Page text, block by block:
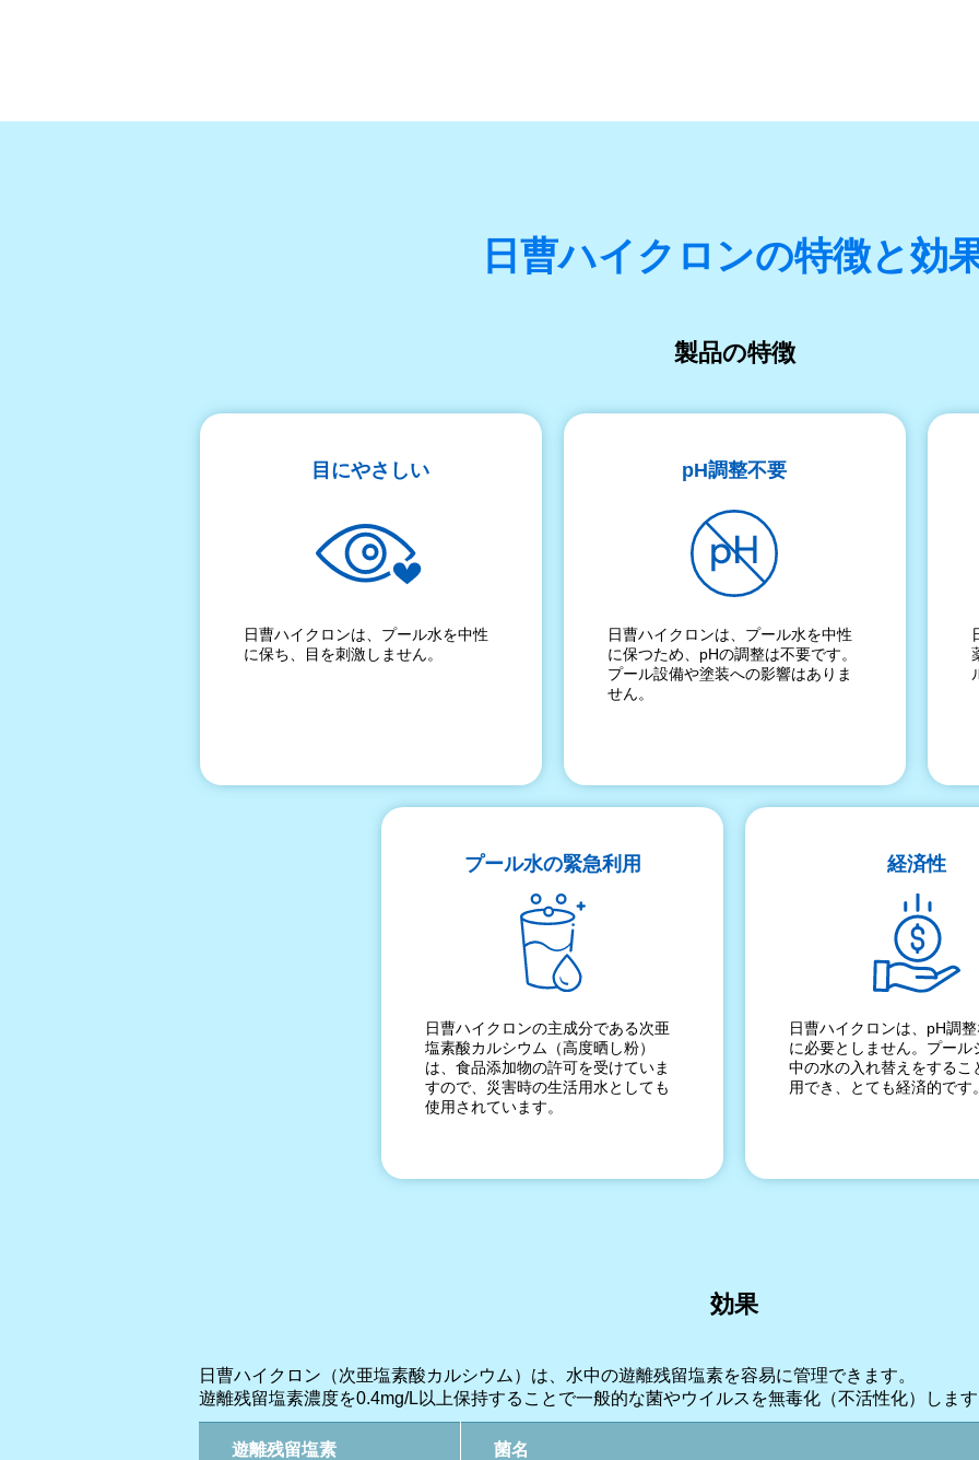
日曹ハイクロンの特徴と効
製品の特徴
目にやさしい
日曹ハイクロンは、プール水を中性
に保ち、目を刺激しません。
pH調整不要
日曹ハイクロンは、プール水を中性
に保つため、pHの調整は不要です。
プール設備や塗装への影響はありま
せん。
プール水の緊急利用
日曹ハイクロンの主成分である次亜
塩素酸カルシウム（高度晒し粉）
は、食品添加物の許可を受けていま
すので、災害時の生活用水としても
使用されています。
経済性
日曹ハイクロンは、pH調
に必要としません。プール
中の水の入れ替えをするこ
用でき、とても経済的です。
効果
日曹ハイクロン（次亜塩素酸カルシウム）は、水中の遊離残留塩素を容易に管理できます。
遊離残留塩素濃度を0.4mg/L以上保持することで一般的な菌やウイルスを無毒化（不活性化）します
遊離残留塩素 菌名